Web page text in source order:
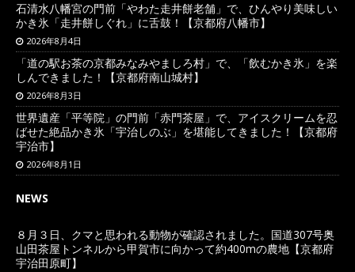
石清水八幡宮の門前「やわた走井餅老舗」で、ひんやり美味しい
かき氷「走井餅しぐれ」に舌鼓！【京都府八幡市】
2026年8月4日
「道の駅お茶の京都みなみやましろ村」で、「飲むかき氷」を楽
しんできました！【京都府南山城村】
2026年8月3日
世界遺産「平等院」の門前「赤門茶屋」で、アイスクリームを忍
ばせた絶品かき氷「宇治しのぶ」を堪能してきました！【京都府
宇治市】
2026年8月1日
NEWS
８月３日、クマと思われる動物が確認されました。国道307号奥
山田茶屋トンネルから甲賀市に向かって約400mの農地【京都府
宇治田原町】